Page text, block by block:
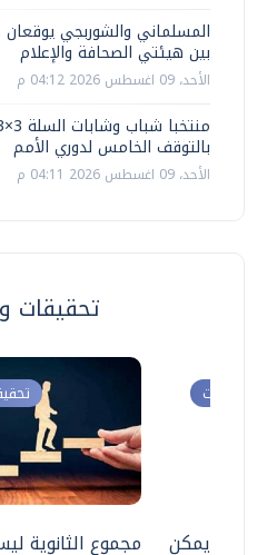
المسلماني والشوربجي يوقعان
بين هيئتي الصحافة والإعلام
الأحد، 09 اغسطس 2026 04:12 م
بالتوقف الخامس لدوري الأمم
الأحد، 09 اغسطس 2026 04:11 م
تحقيقات
مجموع الثانوية
وحوارات
.. هل يمكن